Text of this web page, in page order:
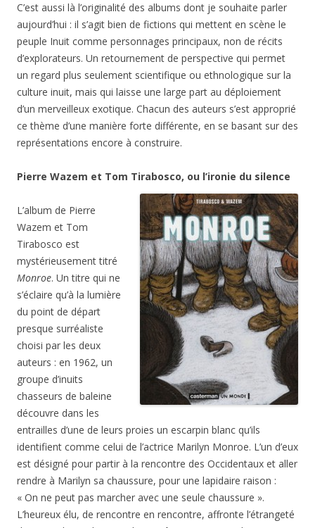
C’est aussi là l’originalité des albums dont je souhaite parler
aujourd’hui : il s’agit bien de fictions qui mettent en scène le
peuple Inuit comme personnages principaux, non de récits
d’explorateurs. Un retournement de perspective qui permet
un regard plus seulement scientifique ou ethnologique sur la
culture inuit, mais qui laisse une large part au déploiement
d’un merveilleux exotique. Chacun des auteurs s’est approprié
ce thème d’une manière forte différente, en se basant sur des
représentations encore à construire.
Pierre Wazem et Tom Tirabosco, ou l’ironie du silence
L’album de Pierre
Wazem et Tom
Tirabosco est
mystérieusement titré
Monroe. Un titre qui ne
s’éclaire qu’à la lumière
du point de départ
presque surréaliste
choisi par les deux
auteurs : en 1962, un
groupe d’inuits
chasseurs de baleine
découvre dans les
entrailles d’une de leurs proies un escarpin blanc qu’ils
identifient comme celui de l’actrice Marilyn Monroe. L’un d’eux
est désigné pour partir à la rencontre des Occidentaux et aller
rendre à Marilyn sa chaussure, pour une lapidaire raison :
« On ne peut pas marcher avec une seule chaussure ».
L’heureux élu, de rencontre en rencontre, affronte l’étrangeté